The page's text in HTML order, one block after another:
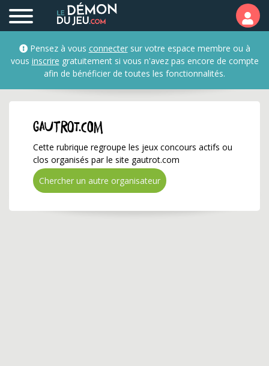
gautrot.com ✅ Gagnez
Pensez à vous connectersur votre espace membre ou à
vous inscrire gratuitement si vous n'avez pas encore de compte
afin de bénéficier de toutes les fonctionnalités.
gautrot.com
Cette rubrique regroupe les jeux concours actifs ou
clos organisés par le site gautrot.com
Chercher un autre organisateur